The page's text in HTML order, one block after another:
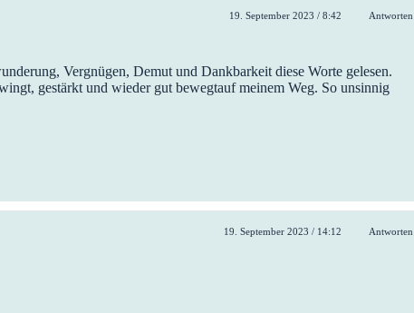
19. September 2023 / 8:42 Antworten
Vergnügen, Demut und Dankbarkeit diese Worte gelesen.
gestärkt und wieder gut bewegtauf meinem Weg. So unsinnig
19. September 2023 / 14:12 Antworten